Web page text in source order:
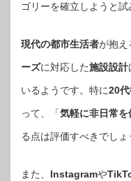
ゴリーを確立しようと試
現代の都市生活者が抱え
ーズに対応した施設設計
いるようです。特に20
って、「気軽に非日常
る点は評価すべきでしょ
また、 Instagramや